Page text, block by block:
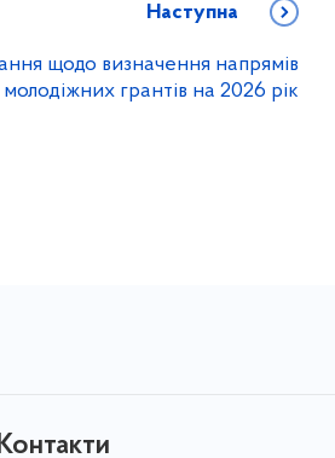
Наступна
щодо визначення напрямів
молодіжних грантів на 2026 рік